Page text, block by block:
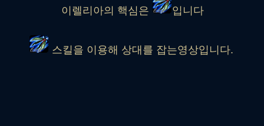
이렐리아의 핵심은 입니다
스킬을 이용해 상대를 잡는영상입니다.